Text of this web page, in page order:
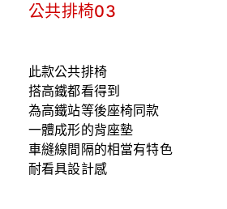
公共排椅03
此款公共排椅
搭高鐵都看得到
為高鐵站等後座椅同款
一體成形的背座墊
車縫線間隔的相當有特色
耐看具設計感